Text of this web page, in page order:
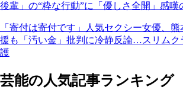
後輩」の“粋な行動”に「優しさ全開」感嘆
「寄付は寄付です」人気セクシー女優、
援も「汚い金」批判に冷静反論…スリムク
護
芸能の人気記事ランキング